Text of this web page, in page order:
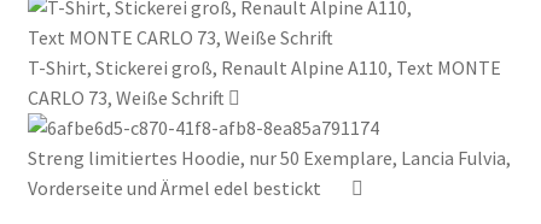
mehrere
Varianten
auf.
Optionen
können
auf
T-Shirt, Stickerei groß, Renault Alpine A110, Text MONTE
CARLO 73, Weiße Schrift
Streng limitiertes Hoodie, nur 50 Exemplare, Lancia Fulvia,
Vorderseite und Ärmel edel bestickt